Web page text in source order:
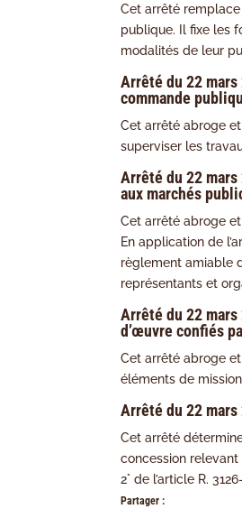
Cet arrêté
publique. Il fixe les
modalités de leur
Arrêté du 22
commande
Cet arrêté abroge
superviser les
Arrêté du 22
aux marchés
Cet arrêté abroge
En application de
règlement amiable
représentants et
Arrêté du 22
d’œuvre confiés
Cet arrêté abroge
éléments de
Arrêté du 22
Cet arrêté
concession relevant
2° de l’article R.
Partager :